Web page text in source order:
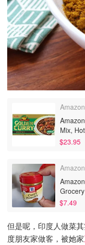
Mix,
&amp;
$23.95
Amazon
$7.49
Amazon
但是呢，印度人做菜
度朋友家做客，被她家